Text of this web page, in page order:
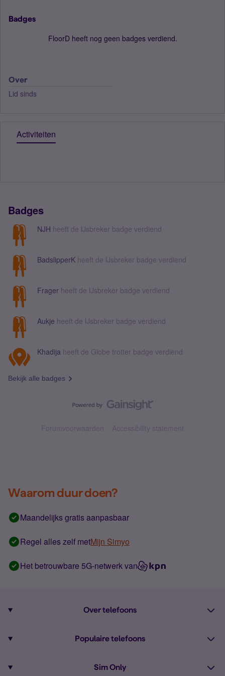
Badges
FloorD heeft nog geen badges verdiend.
Over
Lid sinds
Activiteiten
Badges
NJH heeft de IJsbreker badge verdiend
BadslipperK heeft de IJsbreker badge verdiend
Frager heeft de IJsbreker badge verdiend
Aukje heeft de IJsbreker badge verdiend
Khadija heeft de Globe trotter badge verdiend
Bekijk alle badges
Forumvoorwaarden Accessibility statement
Waarom duur doen?
Maandelijks gratis aanpasbaar
Regel alles zelf metMijn Simyo
Het betrouwbare 5G-netwerk van
Over telefoons
Alle telefoons
Populaire telefoons
Sim Only